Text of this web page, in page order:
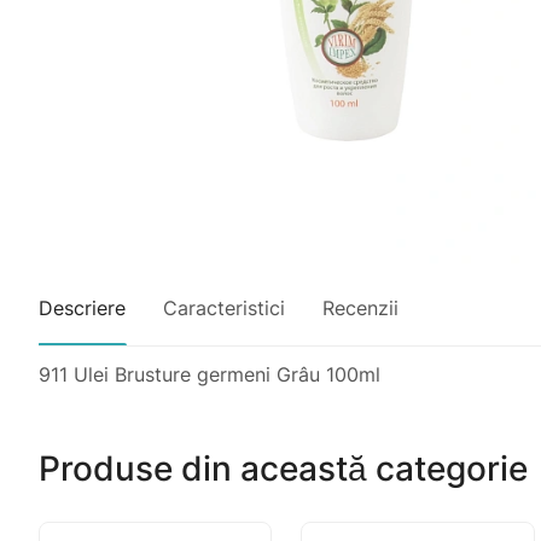
Descriere Caracteristici Recenzii
911 Ulei Brusture germeni Grâu 100ml
Produse din această categorie